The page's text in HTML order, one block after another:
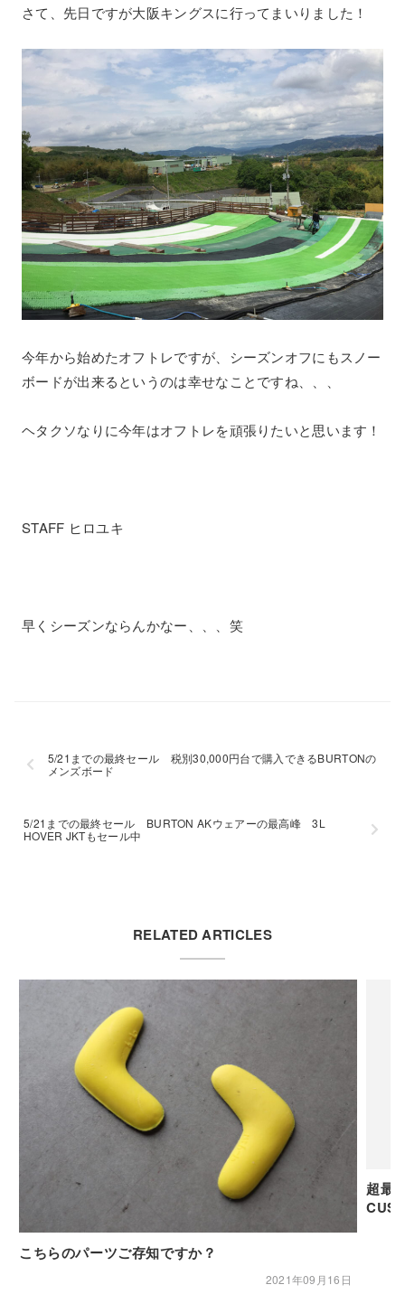
さて、先日ですが大阪キングスに行ってまいりました！
今年から始めたオフトレですが、シーズンオフにもスノー
ボードが出来るというのは幸せなことですね、、、
ヘタクソなりに今年はオフトレを頑張りたいと思います！
STAFF ヒロユキ
早くシーズンならんかなー、、、笑
5/21までの最終セール 税別30,000円台で購入できるBURTONの
メンズボード
5/21までの最終セール BURTON AKウェアーの最高峰 3L
HOVER JKTもセール中
RELATED ARTICLES
こちらのパーツご存知ですか？
2021年09月16日
超最